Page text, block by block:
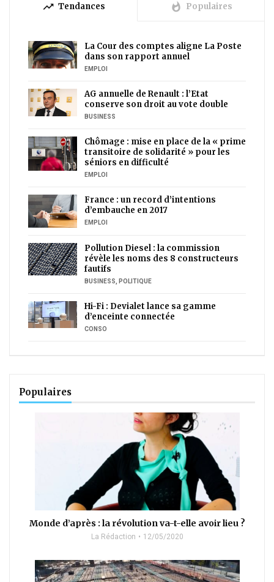
trending_up Tendances whatshot Populaires
La Cour des comptes aligne La Poste
dans son rapport annuel
EMPLOI
AG annuelle de Renault : l’Etat
conserve son droit au vote double
BUSINESS
Chômage : mise en place de la « prime
transitoire de solidarité » pour les
séniors en difficulté
EMPLOI
France : un record d’intentions
d’embauche en 2017
EMPLOI
Pollution Diesel : la commission
révèle les noms des 8 constructeurs
fautifs
BUSINESS POLITIQUE
Hi-Fi : Devialet lance sa gamme
d’enceinte connectée
CONSO
Populaires
Monde d’après : la révolution va-t-elle avoir lieu ?
La Rédaction 12/05/2020